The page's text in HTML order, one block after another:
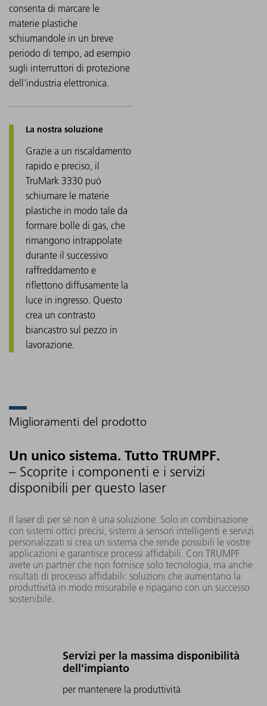
consenta di marcare le
materie plastiche
schiumandole in un breve
periodo di tempo, ad esempio
sugli interruttori di protezione
dell'industria elettronica.
Grazie a un riscaldamento
rapido e preciso, il
TruMark 3330 può
schiumare le materie
plastiche in modo tale da
formare bolle di gas, che
rimangono intrappolate
durante il successivo
raffreddamento e
riflettono diffusamente la
luce in ingresso. Questo
crea un contrasto
biancastro sul pezzo in
lavorazione.
Miglioramenti del prodotto
Un unico sistema. Tutto TRUMPF.
– Scoprite i componenti e i servizi
disponibili per questo laser
Il laser di per sé non è una soluzione. Solo in combinazione
con sistemi ottici precisi, sistemi a sensori intelligenti e servizi
personalizzati si crea un sistema che rende possibili le vostre
applicazioni e garantisce processi affidabili. Con TRUMPF
avete un partner che non fornisce solo tecnologia, ma anche
risultati di processo affidabili: soluzioni che aumentano la
produttività in modo misurabile e ripagano con un successo
sostenibile.
Servizi per la massima disponibilità
dell'impianto
per mantenere la produttività